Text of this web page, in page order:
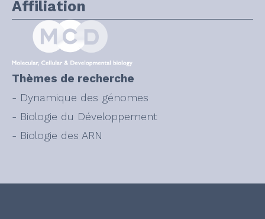
Affiliation
Thèmes de recherche
- Dynamique des génomes
- Biologie du Développement
- Biologie des ARN